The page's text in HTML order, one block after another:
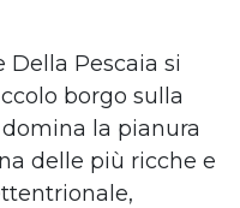
Pescaia si
borgo sulla
la pianura
delle più ricche e